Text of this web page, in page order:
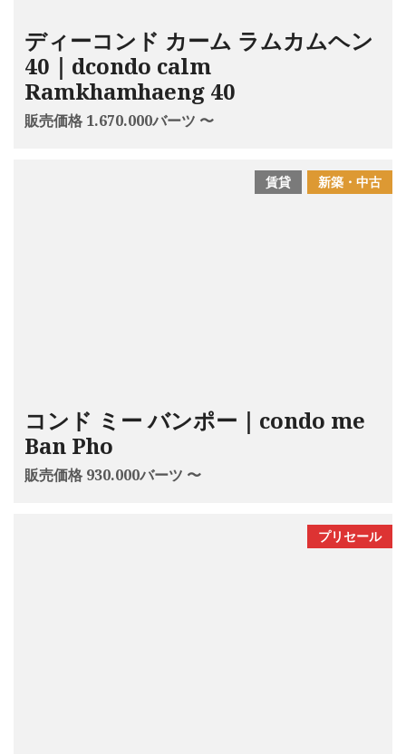
ディーコンド カーム ラムカムヘン
40｜dcondo calm
Ramkhamhaeng 40
販売価格 1.670.000バーツ 〜
新築・中古
賃貸
コンド ミー バンポー｜condo me
Ban Pho
販売価格 930.000バーツ 〜
プリセール